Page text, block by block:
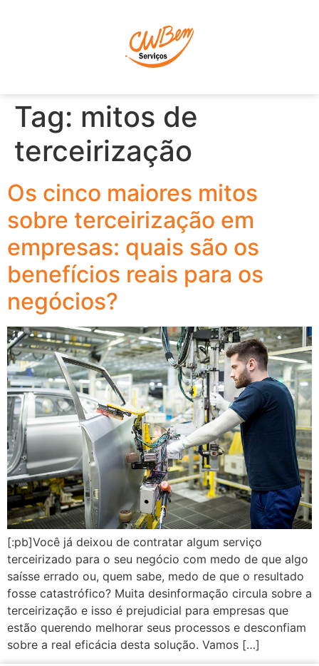
Tag: mitos de
terceirização
Os cinco maiores mitos
sobre terceirização em
empresas: quais são os
benefícios reais para os
negócios?
[:pb]Você já deixou de contratar algum serviço
terceirizado para o seu negócio com medo de que algo
saísse errado ou, quem sabe, medo de que o resultado
fosse catastrófico? Muita desinformação circula sobre a
terceirização e isso é prejudicial para empresas que
estão querendo melhorar seus processos e desconfiam
sobre a real eficácia desta solução. Vamos […]